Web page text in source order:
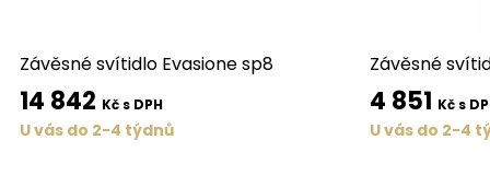
Závěsné svítidlo Evasione sp8
14 842 Kč s DPH
U vás do 2-4 týdnů
Závěsné
4 851 Kč s
U vás do 2-4